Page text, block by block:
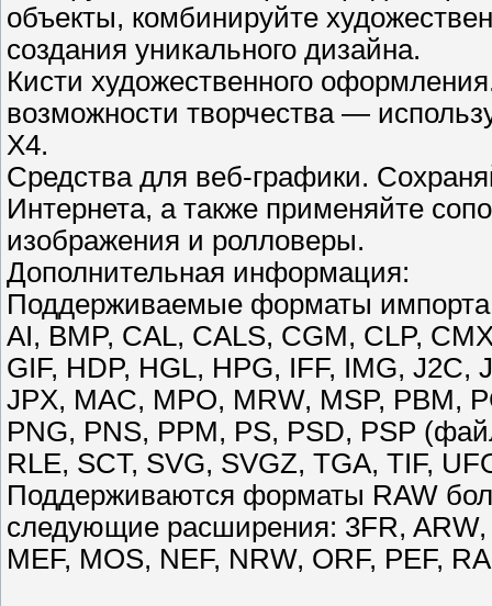
объекты, комбинируйте
создания уникального дизайна.
Кисти художественного
возможности творчества —
X4.
Средства для веб-графики.
Интернета, а также применяйте
изображения и ролловеры.
Дополнительная информация:
Поддерживаемые форматы импорта
AI, BMP, CAL, CALS, CGM, CLP,
GIF, HDP, HGL, HPG, IFF, IMG, J2C,
JPX, MAC, MPO, MRW, MSP, PBM,
PNG, PNS, PPM, PS, PSD, PSP
RLE, SCT, SVG, SVGZ, TGA, TIF,
Поддерживаются форматы RAW
следующие расширения: 3FR,
MEF, MOS, NEF, NRW, ORF, PEF,